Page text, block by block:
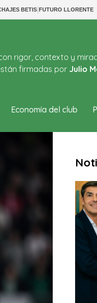
BETIS|FUTURO LLORENTE
rigor, contexto y
firmadas por Julio
Economía del club